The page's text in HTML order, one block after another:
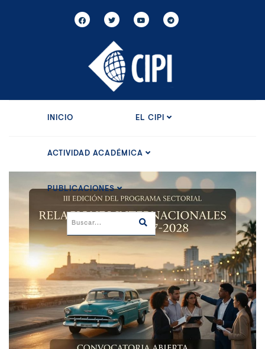
INICIO EL CIPI
ACTIVIDAD ACADÉMICA
PUBLICACIONES